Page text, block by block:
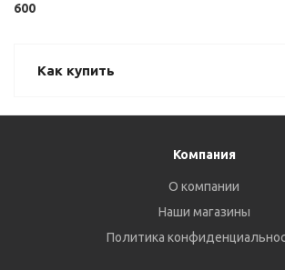
600
Как купить
Компания
О компании
Наши магазины
Политика